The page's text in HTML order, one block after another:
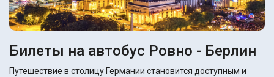
Билеты на автобус Ровно - Берлин
Путешествие в столицу Германии становится доступным и